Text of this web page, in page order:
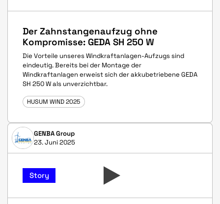
Der Zahnstangenaufzug ohne
Kompromisse: GEDA SH 250 W
Die Vorteile unseres Windkraftanlagen-Aufzugs sind
eindeutig. Bereits bei der Montage der
Windkraftanlagen erweist sich der akkubetriebene GEDA
SH 250 W als unverzichtbar.
HUSUM WIND 2025
GENBA Group
23. Juni 2025
Story